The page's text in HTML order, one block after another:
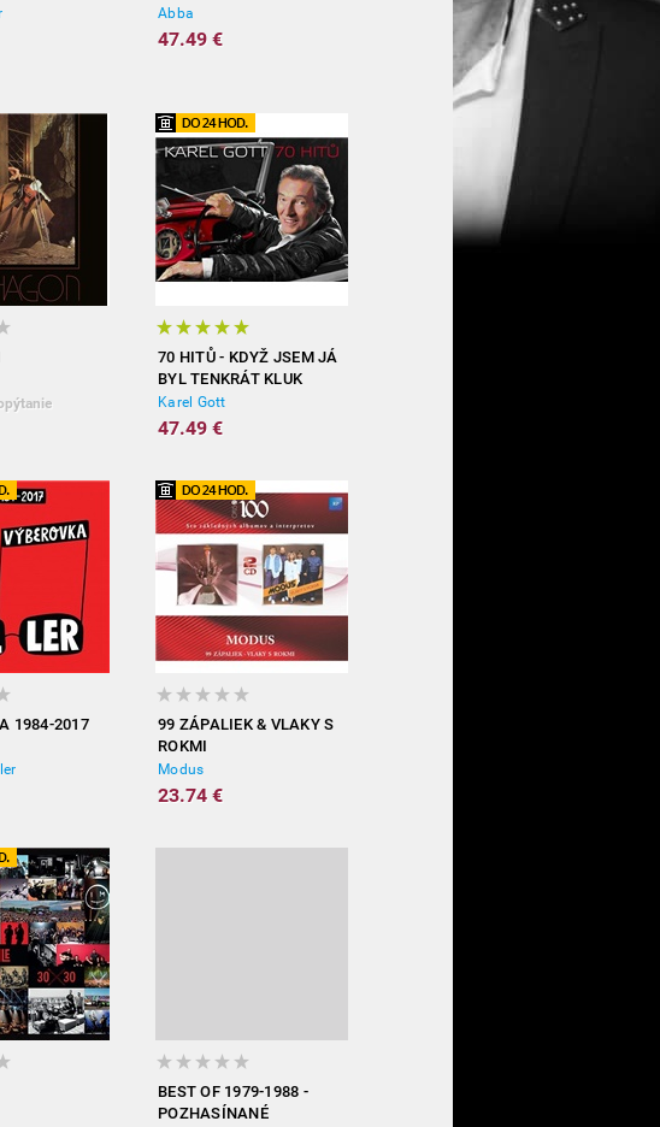
Abba
47.49 €
70 HITŮ - KDYŽ JSEM JÁ
BYL TENKRÁT KLUK
(3CD)
Karel Gott
47.49 €
1984-2017
99 ZÁPALIEK & VLAKY S
ROKMI
Modus
23.74 €
BEST OF 1979-1988 -
POZHASÍNANÉ